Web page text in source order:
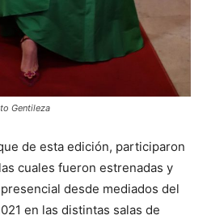
Gentileza
de esta edición, participaron
cuales fueron estrenadas y
desde mediados del
en las distintas salas de